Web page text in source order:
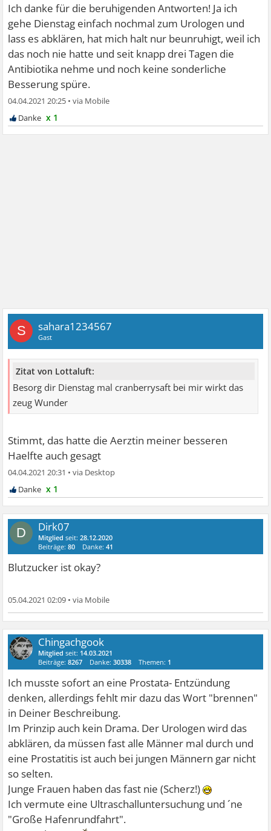
Ich danke für die beruhigenden Antworten! Ja ich
gehe Dienstag einfach nochmal zum Urologen und
lass es abklären, hat mich halt nur beunruhigt, weil ich
das noch nie hatte und seit knapp drei Tagen die
Antibiotika nehme und noch keine sonderliche
Besserung spüre.
04.04.2021 20:25 •
x 1
S sahara1234567
Gast
Zitat von Lottaluft:
Besorg dir Dienstag mal cranberrysaft bei mir wirkt das
zeug Wunder
Stimmt, das hatte die Aerztin meiner besseren
Haelfte auch gesagt
04.04.2021 20:31 •
x 1
D Dirk07
Mitglied seit:28.12.2020
Beiträge:80 Danke:41
Blutzucker ist okay?
05.04.2021 02:09 •
Chingachgook
Mitglied seit: 14.03.2021
Beiträge:8267 Danke:30338 Themen: 1
Ich musste sofort an eine Prostata- Entzündung
denken, allerdings fehlt mir dazu das Wort "brennen"
in Deiner Beschreibung.
Im Prinzip auch kein Drama. Der Urologen wird das
abklären, da müssen fast alle Männer mal durch und
eine Prostatitis ist auch bei jungen Männern gar nicht
so selten.
Junge Frauen haben das fast nie (Scherz!)
Ich vermute eine Ultraschalluntersuchung und ´ne
"Große Hafenrundfahrt".